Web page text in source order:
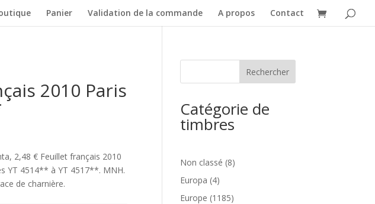
Panier Validation de la commande A propos Contact
2010 Paris
2,48 € Feuillet français 2010
YT 4514** à YT 4517**. MNH.
de charnière.
Catégorie de
timbres
Non classé 88
Europa 44
produits
Europe 11851185